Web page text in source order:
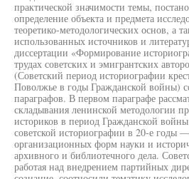
практической значимости темы,
определение объекта и предмета
теоретико-методологических основ, а
использованных источников и
диссертации «Формирование
трудах советских и эмигрантских
(Советский период историографии
Поволжье в годы Гражданской войны)
параграфов. В первом параграфе
складывания ленинской методологии
историков в период Гражданской
советской историографии в 20-е годы
организационных форм науки и
архивного и библиотечного дела.
работая над внедрением партийных